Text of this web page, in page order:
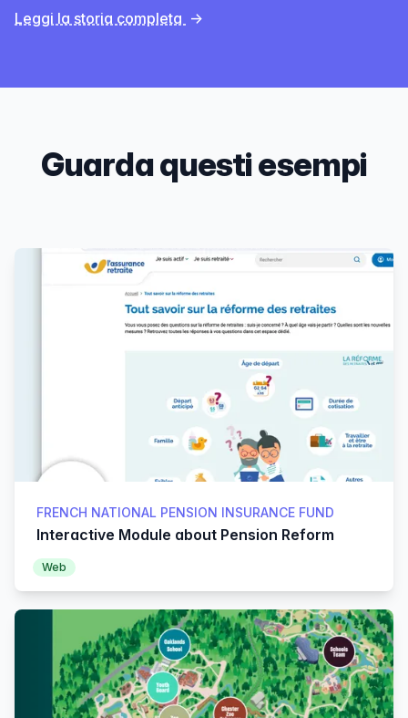
Leggi la storia completa →
Guarda questi esempi
FRENCH NATIONAL PENSION INSURANCE FUND
Interactive Module about Pension Reform
Web